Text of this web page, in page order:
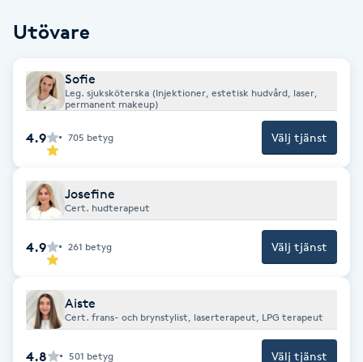
Hot yoga
Hudföryngring
Huduppstramning
Hudvård
Hyaluronsyra
Hyperhidros
Utövare
Sofie
Leg. sjuksköterska (Injektioner, estetisk hudvård, laser,
permanent makeup)
4.9 705 betyg Välj tjänst
Josefine
Cert. hudterapeut
4.9 261 betyg Välj tjänst
Aiste
Cert. frans- och brynstylist, laserterapeut, LPG terapeut
4.8 501 betyg Välj tjänst